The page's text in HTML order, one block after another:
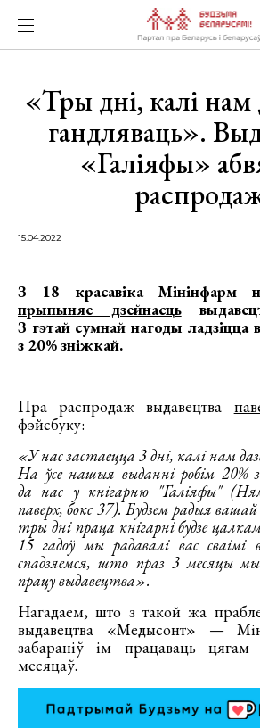
«Тры дні, калі нам
гандляваць».
«Галіяфы»
15.04.2022
З 18 красавіка Мінінфарм
прыпыняе дзейнасць
З гэтай сумнай нагоды ладзіцца
з 20% зніжкай.
Пра распродаж выдавецтва
фэйсбуку:
«У нас застаецца 3 дні, калі нам
На ўсе нашыя выданні робім 20%
да нас у кнігарню "Галіяфы"
паверх, бокс 37). Будзем радыя
тры дні праца кнігарні будзе
15 гадоў мы радавалі вас сваімі
спадзяемся, што праз 3 месяцы
працу выдавецтва».
Нагадаем, што з такой жа
выдавецтва «Медысонт» —
забараніў ім працаваць
месяцаў.